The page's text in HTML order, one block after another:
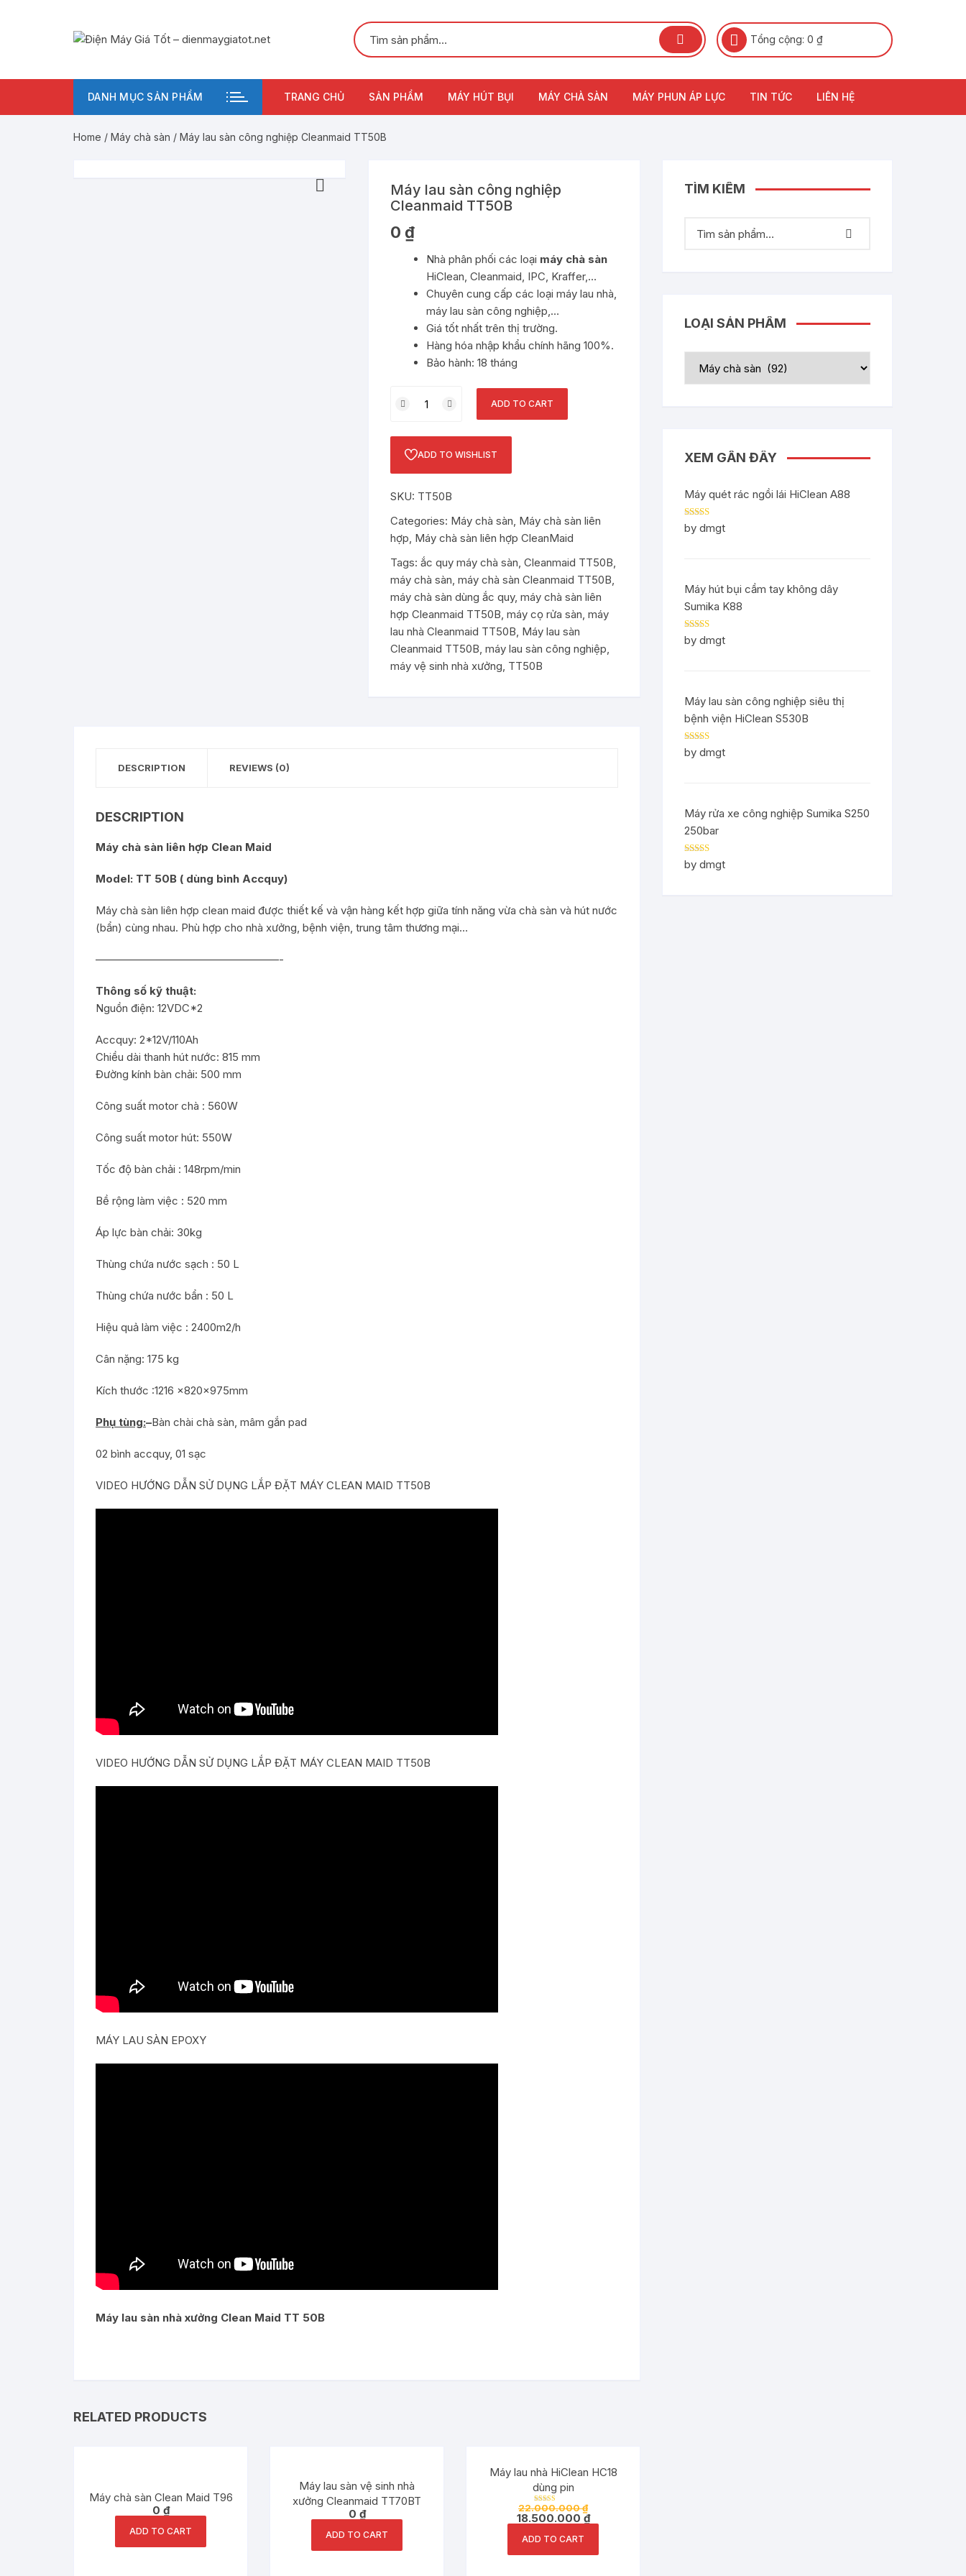
Tổng cộng: 0 ₫
DANH MỤC SẢN PHẨM TRANG CHỦ SẢN PHẨM MÁY HÚT BỤI MÁY CHÀ SÀN MÁY PHUN ÁP LỰC TIN TỨC LIÊN HỆ
Home / Máy chà sàn / Máy lau sàn công nghiệp Cleanmaid TT50B
Máy lau sàn công nghiệp
Cleanmaid TT50B
0 ₫
Nhà phân phối các loại máy chà sàn
HiClean, Cleanmaid, IPC, Kraffer,…
Chuyên cung cấp các loại máy lau nhà,
máy lau sàn công nghiệp,…
Giá tốt nhất trên thị trường.
Hàng hóa nhập khẩu chính hãng 100%.
Bảo hành: 18 tháng
lau
công
nghiệp
TT50B
quantity
ADD TO CART
ADD TO WISHLIST
SKU: TT50B
Categories: Máy chà sàn, Máy chà sàn liên
hợp, Máy chà sàn liên hợp CleanMaid
Tags:ắc quy máy chà sàn,Cleanmaid TT50B,
máy chà sàn,máy chà sàn Cleanmaid TT50B,
máy chà sàn dùng ắc quy,máy chà sàn liên
hợp Cleanmaid TT50B,máy cọ rửa sàn,máy
lau nhà Cleanmaid TT50B, Máy lau sàn
Cleanmaid TT50B,máy lau sàn công nghiệp,
máy vệ sinh nhà xưởng, TT50B
DESCRIPTION REVIEWS (0)
DESCRIPTION
Máy chà sàn liên hợp Clean Maid
Model: TT 50B ( dùng bình Accquy)
Máy chà sàn liên hợp clean maid được thiết kế và vận hàng kết hợp giữa tính năng vừa chà sàn và hút nước
(bẩn) cùng nhau. Phù hợp cho nhà xưởng, bệnh viện, trung tâm thương mại…
—————————————————-
Thông số kỹ thuật:
Nguồn điện: 12VDC*2
Accquy: 2*12V/110Ah
Chiều dài thanh hút nước: 815 mm
Đường kính bàn chải: 500 mm
Công suất motor chà : 560W
Công suất motor hút: 550W
Tốc độ bàn chải : 148rpm/min
Bề rộng làm việc : 520 mm
Áp lực bàn chải: 30kg
Thùng chứa nước sạch : 50 L
Thùng chứa nước bẩn : 50 L
Hiệu quả làm việc : 2400m2/h
Cân nặng: 175 kg
Kích thước :1216 ×820×975mm
Phụ tùng:–Bàn chài chà sàn, mâm gắn pad
02 bình accquy, 01 sạc
VIDEO HƯỚNG DẪN SỬ DỤNG LẮP ĐẶT MÁY CLEAN MAID TT50B
VIDEO HƯỚNG DẪN SỬ DỤNG LẮP ĐẶT MÁY CLEAN MAID TT50B
MÁY LAU SÀN EPOXY
Máy lau sàn nhà xưởng Clean Maid TT 50B
RELATED PRODUCTS
Máy chà sàn Clean Maid T96
0 ₫
ADD TO CART
Máy lau sàn vệ sinh nhà
xưởng Cleanmaid TT70BT
0 ₫
ADD TO CART
Máy lau nhà HiClean HC18
dùng pin
Rated
5.00
out of 5
22.000.000₫
18.500.000₫
ADD TO CART
TÌM KIẾM
LOẠI SẢN PHẨM
XEM GẦN ĐÂY
Máy quét rác ngồi lái HiClean A88
Rated5out
of 5
by dmgt
Máy hút bụi cầm tay không dây
Sumika K88
Rated5out
of 5
by dmgt
Máy lau sàn công nghiệp siêu thị
bệnh viện HiClean S530B
Rated5out
of 5
by dmgt
Máy rửa xe công nghiệp Sumika S250
250bar
Rated5out
of 5
by dmgt